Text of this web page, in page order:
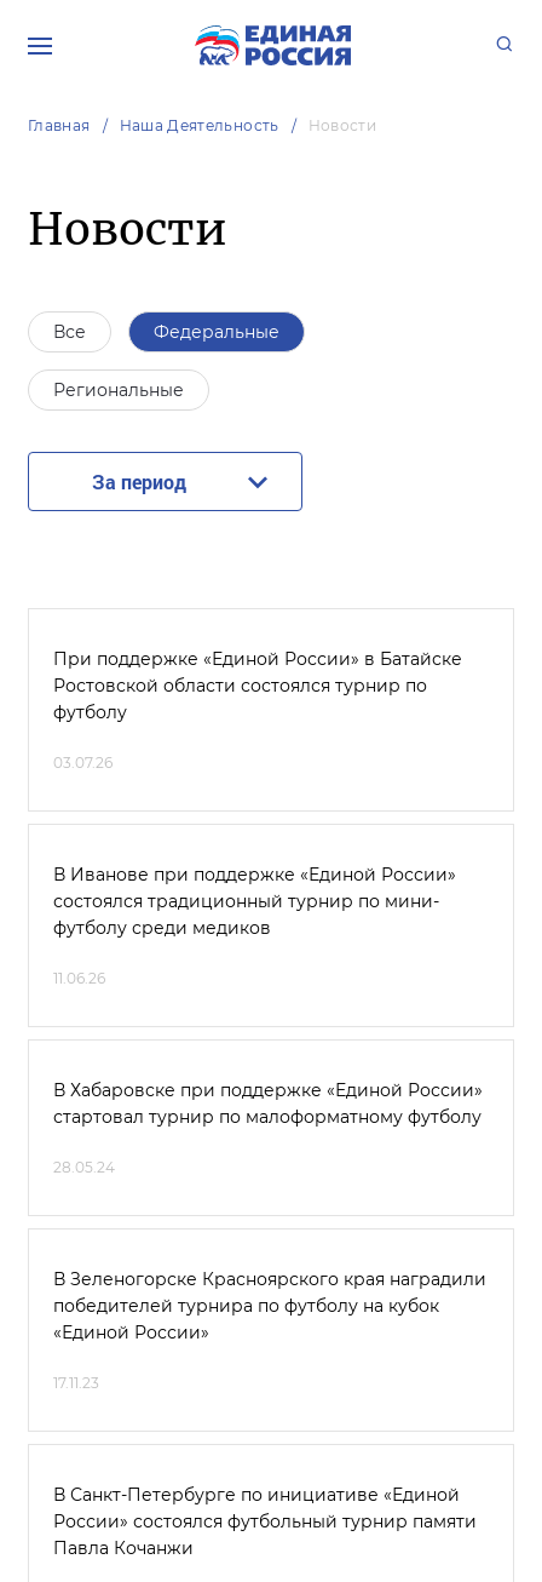
Главная Наша Деятельность Новости
Новости
Все Федеральные
Региональные
За период
При поддержке «Единой России» в Батайске
Ростовской области состоялся турнир по
футболу
03.07.26
В Иванове при поддержке «Единой России»
состоялся традиционный турнир по мини-
футболу среди медиков
11.06.26
В Хабаровске при поддержке «Единой России»
стартовал турнир по малоформатному футболу
28.05.24
В Зеленогорске Красноярского края наградили
победителей турнира по футболу на кубок
«Единой России»
17.11.23
В Санкт-Петербурге по инициативе «Единой
России» состоялся футбольный турнир памяти
Павла Кочанжи